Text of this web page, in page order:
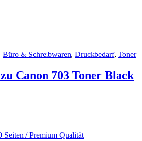
, Büro & Schreibwaren, Druckbedarf, Toner
Canon 703 Toner Black
Seiten / Premium Qualität